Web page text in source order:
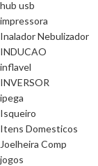
hub usb
impressora
Inalador Nebulizador
INDUCAO
inflavel
INVERSOR
ipega
Isqueiro
Itens Domesticos
Joelheira Comp
jogos